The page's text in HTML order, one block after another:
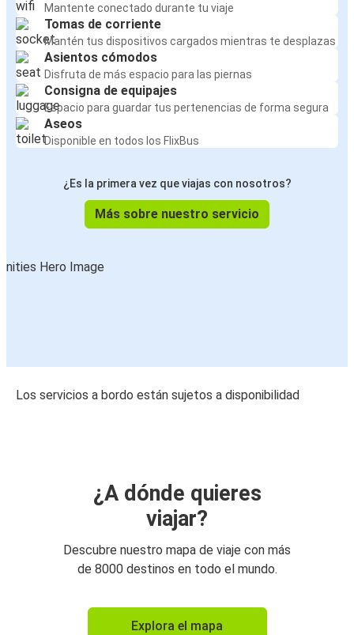
Mantente conectado durante tu viaje
Tomas de corriente
Mantén tus dispositivos cargados mientras te desplazas
Asientos cómodos
Disfruta de más espacio para las piernas
Consigna de equipajes
Espacio para guardar tus pertenencias de forma segura
Aseos
Disponible en todos los FlixBus
¿Es la primera vez que viajas con nosotros?
Más sobre nuestro servicio
Los servicios a bordo están sujetos a disponibilidad
¿A dónde quieres
viajar?
Descubre nuestro mapa de viaje con más
de 8000 destinos en todo el mundo.
Explora el mapa